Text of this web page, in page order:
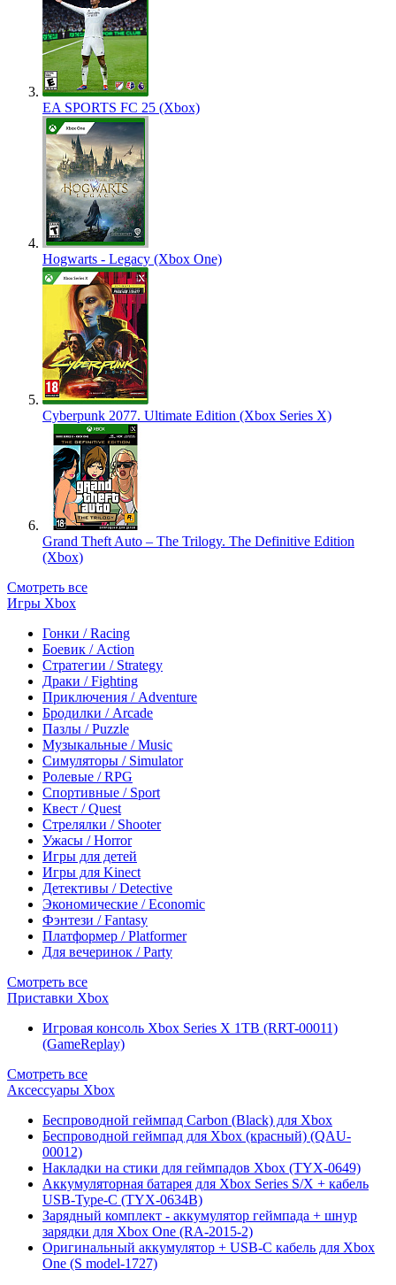
EA SPORTS FC 25 (Xbox)
Hogwarts - Legacy (Xbox One)
Cyberpunk 2077. Ultimate Edition (Xbox Series X)
Grand Theft Auto – The Trilogy. The Definitive Edition
(Xbox)
Смотреть все
Игры Xbox
Гонки / Racing
Боевик / Action
Стратегии / Strategy
Драки / Fighting
Приключения / Adventure
Бродилки / Arcade
Пазлы / Puzzle
Музыкальные / Music
Симуляторы / Simulator
Ролевые / RPG
Спортивные / Sport
Квест / Quest
Стрелялки / Shooter
Ужасы / Horror
Игры для детей
Игры для Kinect
Детективы / Detective
Экономические / Economic
Фэнтези / Fantasy
Платформер / Platformer
Для вечеринок / Party
Смотреть все
Приставки Xbox
Игровая консоль Xbox Series X 1TB (RRT-00011)
(GameReplay)
Смотреть все
Аксессуары Xbox
Беспроводной геймпад Carbon (Black) для Xbox
Беспроводной геймпад для Xbox (красный) (QAU-
00012)
Накладки на стики для геймпадов Xbox (TYX-0649)
Аккумуляторная батарея для Xbox Series S/X + кабель
USB-Type-C (TYX-0634B)
Зарядный комплект - аккумулятор геймпада + шнур
зарядки для Xbox One (RA-2015-2)
Оригинальный аккумулятор + USB-C кабель для Xbox
One (S model-1727)